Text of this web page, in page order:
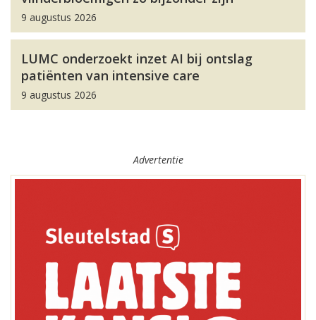
9 augustus 2026
LUMC onderzoekt inzet AI bij ontslag
patiënten van intensive care
9 augustus 2026
Advertentie